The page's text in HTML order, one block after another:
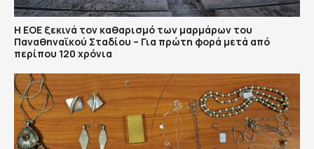
Η ΕΟΕ ξεκινά τον καθαρισμό των μαρμάρων του
Παναθηναϊκού Σταδίου – Για πρώτη φορά μετά από
περίπου 120 χρόνια